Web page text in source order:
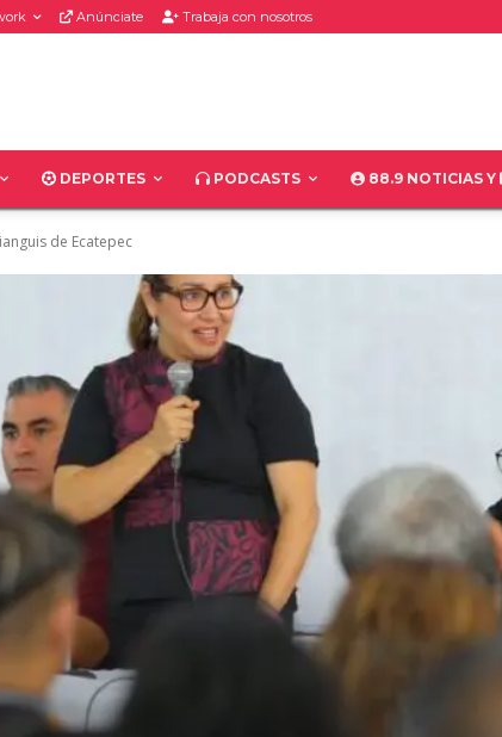
Anúnciate Trabaja con nosotros
DEPORTES PODCASTS 88.9 NOTICIAS Y
de Ecatepec